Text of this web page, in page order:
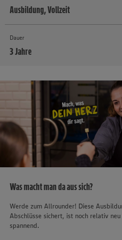
Ausbildung, Vollzeit
Dauer
3 Jahre
Was macht man da aus sich?
Werde zum Allrounder! Diese
Abschlüsse sichert, ist noch relativ
spannend.